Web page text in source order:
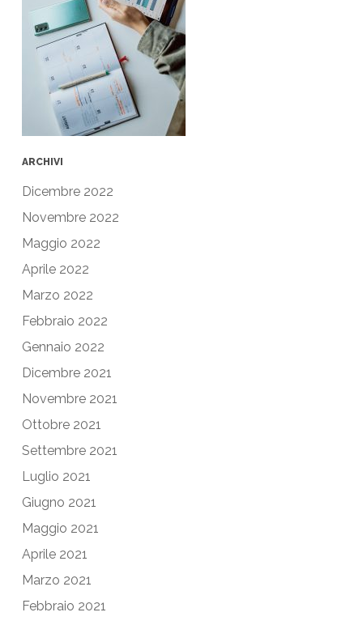
ARCHIVI
Dicembre 2022
Novembre 2022
Maggio 2022
Aprile 2022
Marzo 2022
Febbraio 2022
Gennaio 2022
Dicembre 2021
Novembre 2021
Ottobre 2021
Settembre 2021
Luglio 2021
Giugno 2021
Maggio 2021
Aprile 2021
Marzo 2021
Febbraio 2021